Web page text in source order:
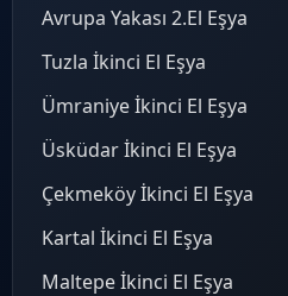
Avrupa Yakası 2.El Eşya
Tuzla İkinci El Eşya
Ümraniye İkinci El Eşya
Üsküdar İkinci El Eşya
Çekmeköy İkinci El Eşya
Kartal İkinci El Eşya
Maltepe İkinci El Eşya